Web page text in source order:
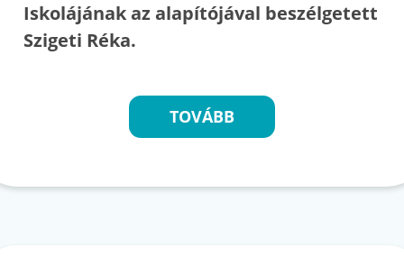
Iskolájának az alapítójával beszélgetett
Szigeti Réka.
TOVÁBB